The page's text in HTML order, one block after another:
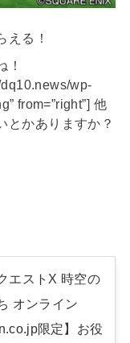
える！
！
dq10.news/wp-
from=”right”] 他
とかありますか？
エストX 時空の
オンライン
限定】お役